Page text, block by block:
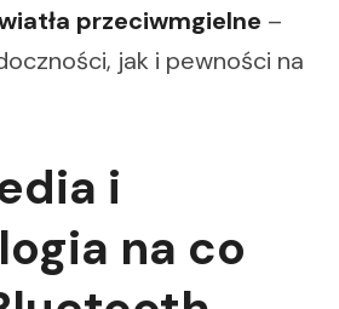
przeciwmgielne –
jak i pewności na
i
na co